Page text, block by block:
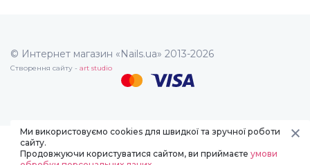
© Интернет магазин «Nails.ua» 2013-2026
Створення сайту - art studio
Ми використовуємо cookies для швидкої та зручної роботи
сайту.
Продовжуючи користуватися сайтом, ви приймаєте умови